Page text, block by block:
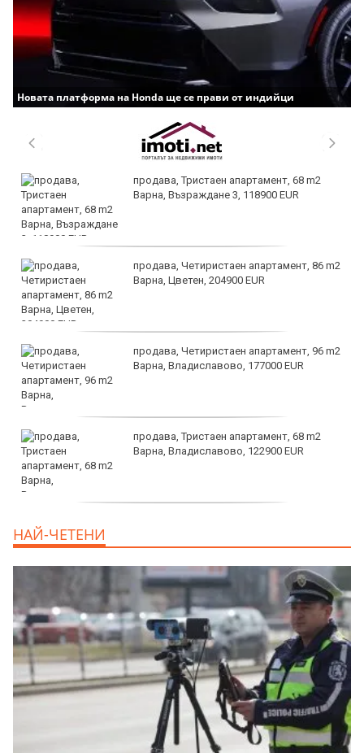
Новата платформа на Honda ще се прави от индийци
продава, Тристаен апартамент, 68 m2
Варна, Възраждане 3, 118900 EUR
продава, Четиристаен апартамент, 86 m2
Варна, Цветен, 204900 EUR
продава, Четиристаен апартамент, 96 m2
Варна, Владиславово, 177000 EUR
продава, Тристаен апартамент, 68 m2
Варна, Владиславово, 122900 EUR
НАЙ-ЧЕТЕНИ